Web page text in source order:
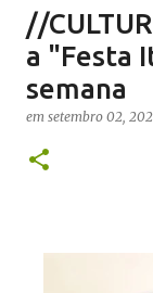
0
//
a "Festa
semana
em setembro 02,